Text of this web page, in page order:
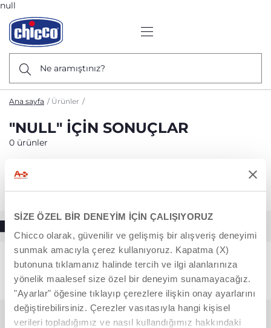
SİZE ÖZEL BİR DENEYİM İÇİN ÇALIŞIYORUZ
Chicco olarak, güvenilir ve gelişmiş bir alışveriş deneyimi
sunmak amacıyla çerez kullanıyoruz. Kapatma (X)
butonuna tıklamanız halinde tercih ve ilgi alanlarınıza
yönelik maalesef size özel bir deneyim sunamayacağız.
"Ayarlar" öğesine tıklayıp çerezlere ilişkin onay ayarlarını
değiştirebilirsiniz. Çerezler vasıtasıyla hangi kişisel
verileri topladığımız ve nasıl kullandığımız hakkındaki
null
Ne aramıştınız?
Ana sayfa Ürünler
"NULL" IÇIN SONUÇLAR
0 ürünler
Üzgünüz, sonuç bulunamadı null